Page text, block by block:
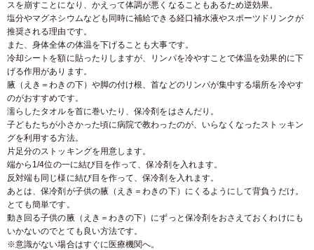
スを崩すことになり、かえって体調が悪くなることもあるため逆効果。
塩分やマグネシウムなども同時に補給できる経口補水液やスポーツドリンクが
推奨される理由です。
また、身体全体の体温を下げることも大事です。
冷却シートを額に貼ったりしますが、リンパを冷やすことで体温を効果的に下
げる作用があります。
腋（えき＝わきの下）や脚の付け根、首などのリンパが集中する場所を冷やす
のがおすすめです。
濡らしたタオルを首に巻いたり、保冷剤をはさんだり。
子どもたちが小さかった頃に病院で教わったのが、いらなくなったストッキン
グを利用する方法。
片足分のストッキングを用意します。
端から1/4位の一に結び目を作って、保冷剤を入れます。
反対端も同じ様に結び目を作って、保冷剤を入れます。
あとは、保冷剤が子供の腋（えき＝わきの下）にくるようにして背負うだけ。
とても簡単です。
動き回る子供の腋（えき＝わきの下）にずっと保冷剤をおさえておくわけにも
いかないのでとても良い方法です。
※意識がない場合はすぐに医療機関へ。